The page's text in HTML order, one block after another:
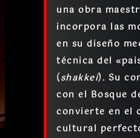
una obra
incorpora las
en su diseño
técnica del
(shakkei). Su
con el Bosque
convierte en el
cultural